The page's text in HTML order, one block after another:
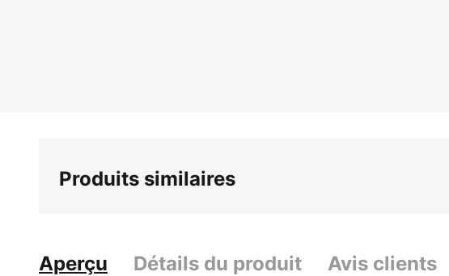
Produits similaires
Aperçu Détails du produit Avis clients